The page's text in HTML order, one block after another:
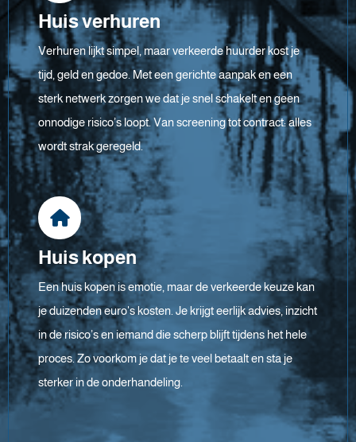
Huis verhuren
Verhuren lijkt simpel, maar verkeerde huurder kost je
tijd, geld en gedoe. Met een gerichte aanpak en een
sterk netwerk zorgen we dat je snel schakelt en geen
onnodige risico’s loopt. Van screening tot contract: alles
wordt strak geregeld.
Huis kopen
Een huis kopen is emotie, maar de verkeerde keuze kan
je duizenden euro's kosten. Je krijgt eerlijk advies, inzicht
in de risico’s en iemand die scherp blijft tijdens het hele
proces. Zo voorkom je dat je te veel betaalt en sta je
sterker in de onderhandeling.